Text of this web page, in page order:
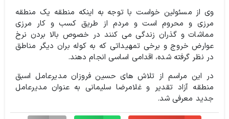
وی از مسئولین خواست با توجه به اینکه منطقه یک منطقه
مرزی و محروم است و مردم از طریق کسب و کار مرزی
مماشات و گذران زندگی می کنند در خصوص بالا بردن نرخ
عوارض خروج و برخی تمهیداتی که به کوله بران دیگر مناطق
در نظر گرفته شده، اقدامی اساسی انجام دهند.
در این مراسم از تلاش های حسین فروزان مدیرعامل اسبق
منطقه آزاد تقدیر و غلامرضا سلیمانی به عنوان مدیرعامل
جدید معرفی شد.